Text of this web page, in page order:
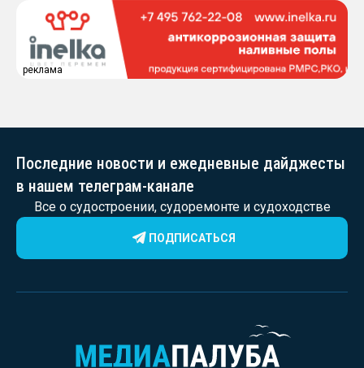
реклама
Последние новости и ежедневные дайджесты
в нашем телеграм-канале
Все о судостроении, судоремонте и судоходстве
ПОДПИСАТЬСЯ